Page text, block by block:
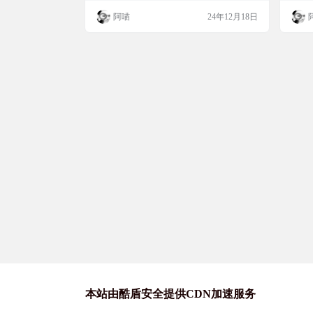
的浏览器插件。无论你是想快速访问常用网
站还是管理多个服务，Van Nav都能帮你轻
阿喵 24年12月18日
好多
候还
本站由酷盾安全提供CDN加速服务